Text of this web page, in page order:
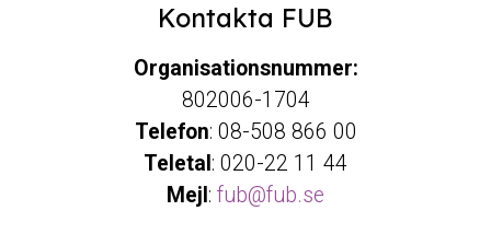
Kontakta FUB
Organisationsnummer:
802006-1704
Telefon: 08-508 866 00
Teletal : 020-22 11 44
Mejl : fub@fub.se